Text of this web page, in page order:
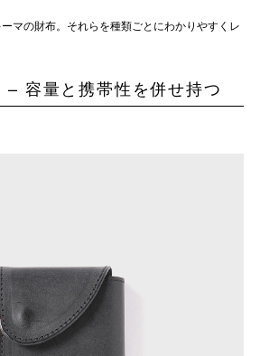
マの財布。それらを種類ごとにわかりやすくレ
容量と携帯性を併せ持つ